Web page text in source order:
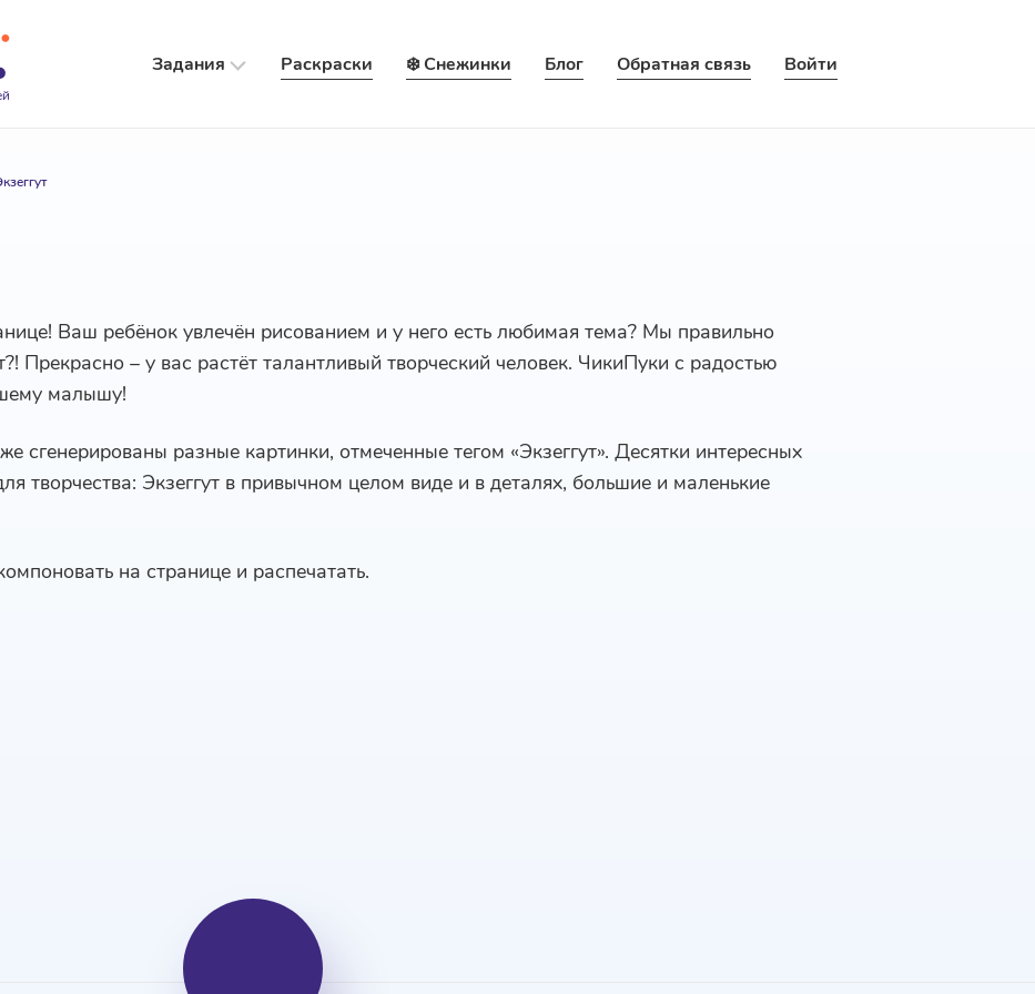
Задания Раскраски ❄️ Снежинки Блог Обратная связь Войти
Ваш ребёнок увлечён рисованием и у него есть любимая тема? Мы правильно
Прекрасно – у вас растёт талантливый творческий человек. ЧикиПуки с радостью
малышу!
сгенерированы разные картинки, отмеченные тегом «Экзеггут». Десятки интересных
творчества: Экзеггут в привычном целом виде и в деталях, большие и маленькие
на странице и распечатать.